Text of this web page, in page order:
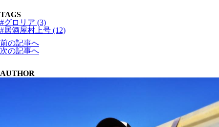
TAGS
#グロリア (3)
#居酒屋村上号 (12)
前の記事へ
次の記事へ
AUTHOR